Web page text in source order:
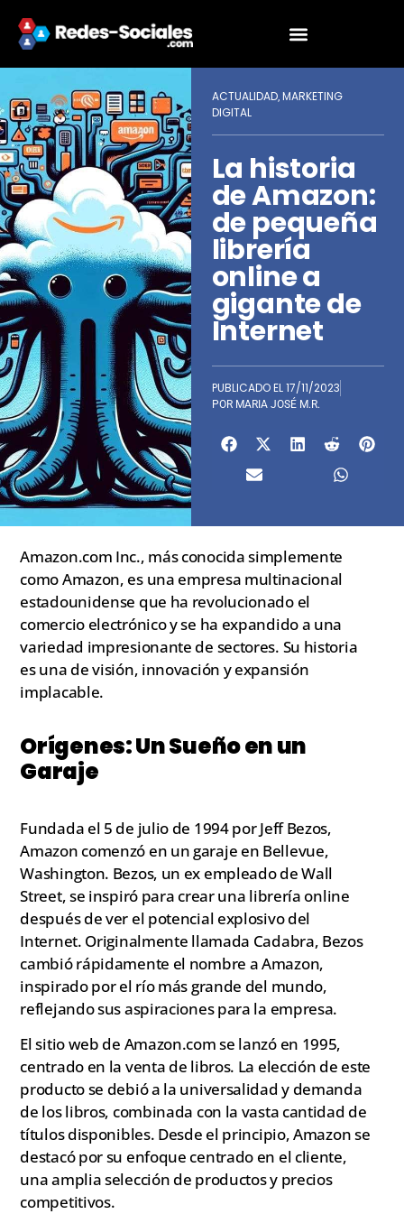
ACTUALIDAD, MARKETING
DIGITAL
La historia
de Amazon:
de pequeña
librería
online a
gigante de
Internet
PUBLICADO EL17/11/2023
POR MARIA JOSÉ M.R.
Amazon.com Inc., más conocida simplemente
como Amazon, es una empresa multinacional
estadounidense que ha revolucionado el
comercio electrónico y se ha expandido a una
variedad impresionante de sectores. Su historia
es una de visión, innovación y expansión
implacable.
Orígenes: Un Sueño en un
Garaje
Fundada el 5 de julio de 1994 por Jeff Bezos,
Amazon comenzó en un garaje en Bellevue,
Washington. Bezos, un ex empleado de Wall
Street, se inspiró para crear una librería online
después de ver el potencial explosivo del
Internet. Originalmente llamada Cadabra, Bezos
cambió rápidamente el nombre a Amazon,
inspirado por el río más grande del mundo,
reflejando sus aspiraciones para la empresa.
El sitio web de Amazon.com se lanzó en 1995,
centrado en la venta de libros. La elección de este
producto se debió a la universalidad y demanda
de los libros, combinada con la vasta cantidad de
títulos disponibles. Desde el principio, Amazon se
destacó por su enfoque centrado en el cliente,
una amplia selección de productos y precios
competitivos.